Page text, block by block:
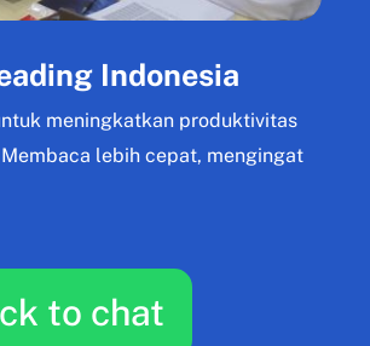
Indonesia
meningkatkan produktivitas
lebih cepat, mengingat
to chat